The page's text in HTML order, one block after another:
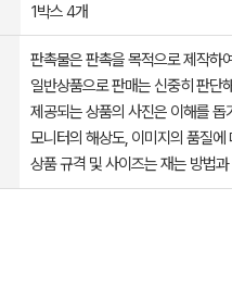
1박스 4개
판촉물은 판촉을 목적으로 제작하
일반상품으로 판매는 신중히 판단
제공되는 상품의 사진은 이해를
모니터의 해상도, 이미지의 품질
상품 규격 및 사이즈는 재는 방법